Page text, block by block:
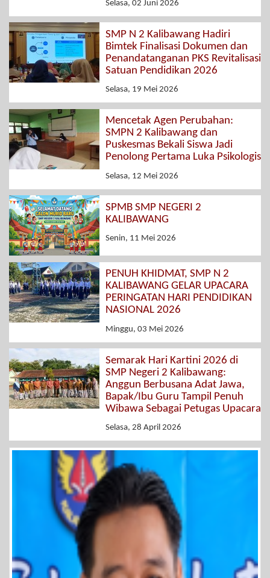
Selasa, 02 Juni 2026
SMP N 2 Kalibawang Hadiri
Bimtek Finalisasi Dokumen dan
Penandatanganan PKS Revitalisasi
Satuan Pendidikan 2026
Selasa, 19 Mei 2026
Mencetak Agen Perubahan:
SMPN 2 Kalibawang dan
Puskesmas Bekali Siswa Jadi
Penolong Pertama Luka Psikologis
Selasa, 12 Mei 2026
SPMB SMP NEGERI 2
KALIBAWANG
Senin, 11 Mei 2026
PENUH KHIDMAT, SMP N 2
KALIBAWANG GELAR UPACARA
PERINGATAN HARI PENDIDIKAN
NASIONAL 2026
Minggu, 03 Mei 2026
Semarak Hari Kartini 2026 di
SMP Negeri 2 Kalibawang:
Anggun Berbusana Adat Jawa,
Bapak/Ibu Guru Tampil Penuh
Wibawa Sebagai Petugas Upacara
Selasa, 28 April 2026